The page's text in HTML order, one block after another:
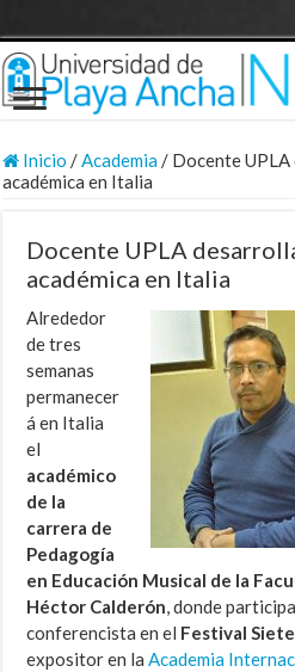
Inicio /Academia/ Docente
académica en Italia
Docente UPLA
académica en Italia
Alrededor
de tres
semanas
permanecer
á en Italia
el
académico
de la
carrera de
Pedagogía
en Educación Musical de la
Héctor Calderón, donde
conferencista en el Festival
expositor en laAcademia